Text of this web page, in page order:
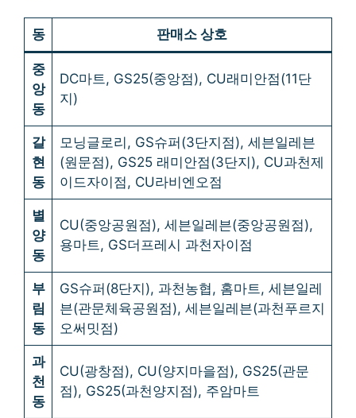
동 판매소 상호
중
앙
동
DC마트, GS25(중앙점), CU래미안점(11단
지)
갈
현
동
모닝글로리, GS슈퍼(3단지점), 세븐일레븐
(원문점), GS25 래미안점(3단지), CU과천제
이드자이점, CU라비엔오점
별
양
동
CU(중앙공원점), 세븐일레븐(중앙공원점),
용마트, GS더프레시 과천자이점
부
림
동
GS슈퍼(8단지), 과천농협, 홈마트, 세븐일레
븐(관문체육공원점), 세븐일레븐(과천푸르지
오써밋점)
과
천
동
CU(광창점), CU(양지마을점), GS25(관문
점), GS25(과천양지점), 주암마트